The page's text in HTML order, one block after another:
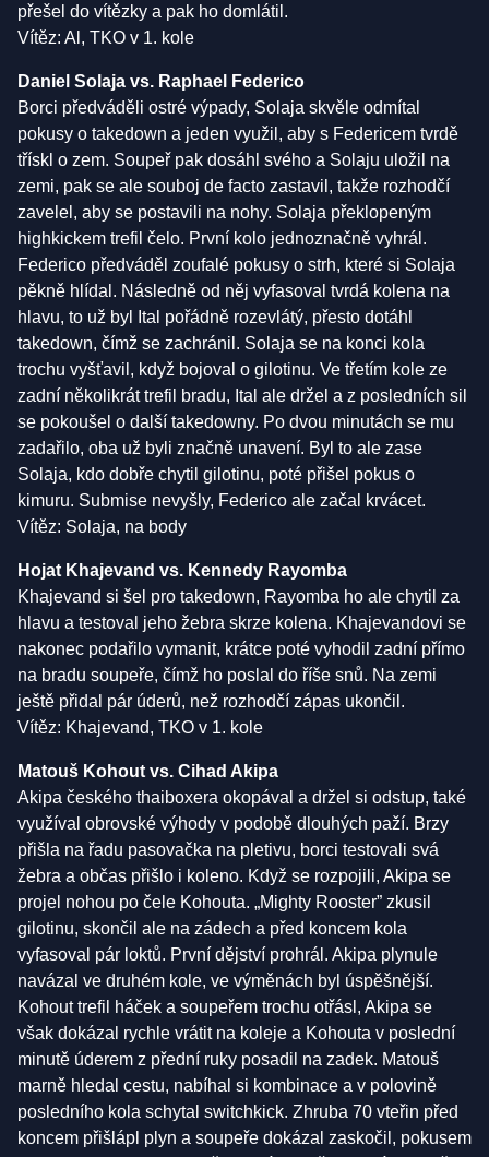
přešel do vítězky a pak ho domlátil.
Vítěz: Al, TKO v 1. kole
Daniel Solaja vs. Raphael Federico
Borci předváděli ostré výpady, Solaja skvěle odmítal
pokusy o takedown a jeden využil, aby s Federicem tvrdě
třískl o zem. Soupeř pak dosáhl svého a Solaju uložil na
zemi, pak se ale souboj de facto zastavil, takže rozhodčí
zavelel, aby se postavili na nohy. Solaja překlopeným
highkickem trefil čelo. První kolo jednoznačně vyhrál.
Federico předváděl zoufalé pokusy o strh, které si Solaja
pěkně hlídal. Následně od něj vyfasoval tvrdá kolena na
hlavu, to už byl Ital pořádně rozevlátý, přesto dotáhl
takedown, čímž se zachránil. Solaja se na konci kola
trochu vyšťavil, když bojoval o gilotinu. Ve třetím kole ze
zadní několikrát trefil bradu, Ital ale držel a z posledních sil
se pokoušel o další takedowny. Po dvou minutách se mu
zadařilo, oba už byli značně unavení. Byl to ale zase
Solaja, kdo dobře chytil gilotinu, poté přišel pokus o
kimuru. Submise nevyšly, Federico ale začal krvácet.
Vítěz: Solaja, na body
Hojat Khajevand vs. Kennedy Rayomba
Khajevand si šel pro takedown, Rayomba ho ale chytil za
hlavu a testoval jeho žebra skrze kolena. Khajevandovi se
nakonec podařilo vymanit, krátce poté vyhodil zadní přímo
na bradu soupeře, čímž ho poslal do říše snů. Na zemi
ještě přidal pár úderů, než rozhodčí zápas ukončil.
Vítěz: Khajevand, TKO v 1. kole
Matouš Kohout vs. Cihad Akipa
Akipa českého thaiboxera okopával a držel si odstup, také
využíval obrovské výhody v podobě dlouhých paží. Brzy
přišla na řadu pasovačka na pletivu, borci testovali svá
žebra a občas přišlo i koleno. Když se rozpojili, Akipa se
projel nohou po čele Kohouta. „Mighty Rooster” zkusil
gilotinu, skončil ale na zádech a před koncem kola
vyfasoval pár loktů. První dějství prohrál. Akipa plynule
navázal ve druhém kole, ve výměnách byl úspěšnější.
Kohout trefil háček a soupeřem trochu otřásl, Akipa se
však dokázal rychle vrátit na koleje a Kohouta v poslední
minutě úderem z přední ruky posadil na zadek. Matouš
marně hledal cestu, nabíhal si kombinace a v polovině
posledního kola schytal switchkick. Zhruba 70 vteřin před
koncem přišlápl plyn a soupeře dokázal zaskočil, pokusem